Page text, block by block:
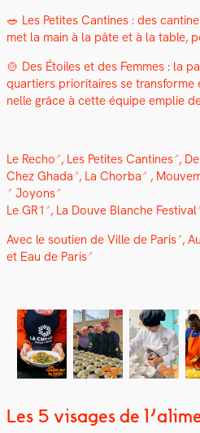
🥗 Les Petites Can­tines : des
met la main à la pâte et à la table,
🍲 Des Étoiles et des Femmes : la
quartiers pri­or­i­taires se
nelle grâce à cette équipe emplie
Le Recho , Les Petites Can­tines ,
Chez Gha­da , La Chor­ba ,
Joyons
Le GR1 , La Dou­ve Blanche Fes­ti­val
Avec le sou­tien de Ville de Paris ,
et Eau de Paris
Les 5 visages de